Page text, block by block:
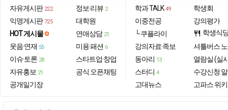
자유게시판 222
익명게시판 725
HOT 게시물
웃음·연재 55
이슈·토론 28
자유홍보 21
공개일기장
정보·리뷰 2
대학원
연애상담 21
미용·패션 6
스타트업·창업
공식 오픈채팅
학과 TALK 49
이중전공
└ 쿠플라이
강의자료·족보
동아리 13
스터디 4
고대뉴스
학생회
강의평가
restaurant 학생식
셔틀버스
열람실 (실
수강신청
고파스 위키